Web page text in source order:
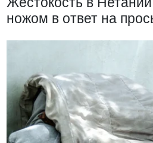
ножом в ответ на